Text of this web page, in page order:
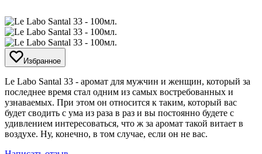
Избранное
Le Labo Santal 33 - аромат для мужчин и женщин, который за
последнее время стал одним из самых востребованных и
узнаваемых. При этом он относится к таким, который вас
будет сводить с ума из раза в раз и вы постоянно будете с
удивлением интересоваться, что ж за аромат такой витает в
воздухе. Ну, конечно, в том случае, если он не вас.